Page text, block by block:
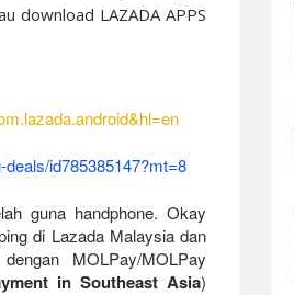
download LAZADA APPS
lazada.android&hl=en
deals/id785385147?mt=8
guna handphone. Okay
di Lazada Malaysiadan
MOLPay/MOLPay
in Southeast Asia)